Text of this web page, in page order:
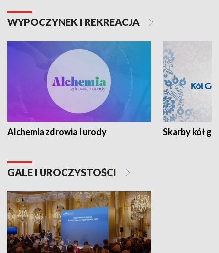
WYPOCZYNEK I REKREACJA
Alchemia zdrowia i urody Skarby kół
GALE I UROCZYSTOŚCI